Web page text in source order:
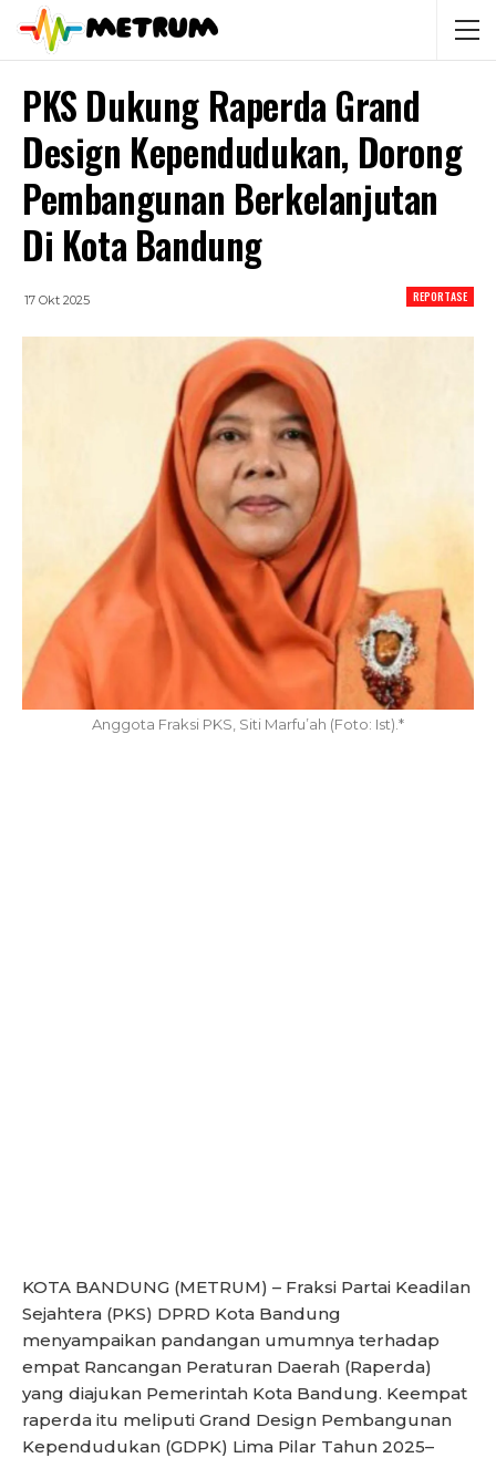
PKS Dukung Raperda Grand
Design Kependudukan, Dorong
Pembangunan Berkelanjutan
Di Kota Bandung
REPORTASE
17 Okt 2025
Anggota Fraksi PKS, Siti Marfu’ah (Foto: Ist).*
KOTA BANDUNG (METRUM) – Fraksi Partai Keadilan
Sejahtera (PKS) DPRD Kota Bandung
menyampaikan pandangan umumnya terhadap
empat Rancangan Peraturan Daerah (Raperda)
yang diajukan Pemerintah Kota Bandung. Keempat
raperda itu meliputi Grand Design Pembangunan
Kependudukan (GDPK) Lima Pilar Tahun 2025–